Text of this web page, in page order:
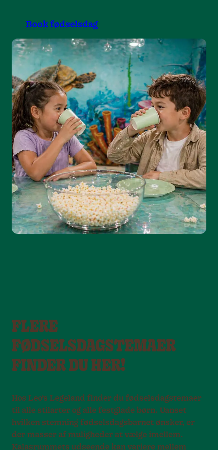
Book fødselsdag
FLERE
FØDSELSDAGSTEMAER
FINDER DU HER!
Hos Leo’s Legeland finder du fødselsdagstemaer
til alle stilarter og alle festglade børn. Uanset
hvilken stemning fødselsdagsbarnet ønsker, er
der masser af muligheder at vælge imellem.
Kalasrummets udseende kan variere mellem